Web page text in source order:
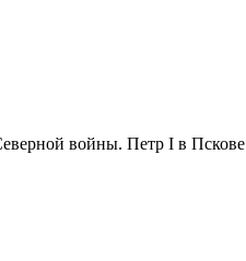
войны. Петр I в Пскове